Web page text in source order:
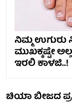
ನಿಮ್ಮ ಉಗುರು
ಮುಖಕ್ಕಷ್ಟೇ
ಇರಲಿ ಕಾಳಜಿ..!
ಚಿಯಾ ಬೀಜದ